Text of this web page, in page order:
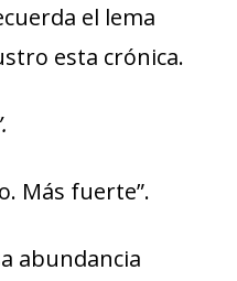
el lema
esta crónica.
Más fuerte”.
abundancia